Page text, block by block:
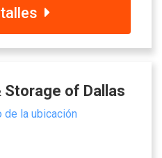
Storage of Dallas
de la ubicación